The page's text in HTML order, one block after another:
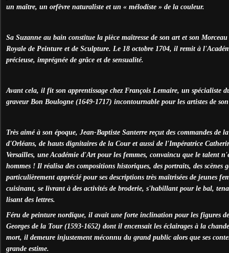
un maître, un orfèvre naturaliste et un « mélodiste » de la couleur.
Sa Suzanne au bain constitue la pièce maîtresse de son art et son
Royale de Peinture et de Sculpture. Le 18 octobre 1704, il remit à
précieuse, imprégnée de grâce et de sensualité.
Avant cela, il fit son apprentissage chez François Lemaire, un spécialiste
graveur Bon Boulogne (1649-1717) incontournable pour les artistes de
Très aimé à son époque, Jean-Baptiste Santerre reçut des commandes de
d'Orléans, de hauts dignitaires de la Cour et aussi de l'Impératrice
Versailles, une Académie d'Art pour les femmes, convaincu que le talent
hommes ! Il réalisa des compositions historiques, des portraits, des scènes
particulièrement apprécié pour ses descriptions très maîtrisées de jeunes
cuisinant, se livrant à des activités de broderie, s'habillant pour le bal,
lisant des lettres.
Féru de peinture nordique, il avait une forte inclination pour les figures
Georges de la Tour (1593-1652) dont il encensait les éclairages à la
mort, il demeure injustement méconnu du grand public alors que ses
grande estime.